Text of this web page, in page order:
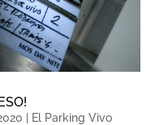
El Parking Vivo